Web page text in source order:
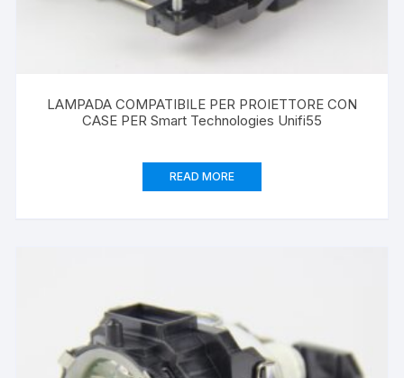
LAMPADA COMPATIBILE PER PROIETTORE CON
CASE PER Smart Technologies Unifi55
READ MORE